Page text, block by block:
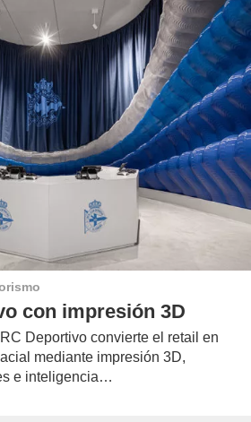
con impresión 3D
Deportivo convierte el retail en
mediante impresión 3D,
e inteligencia…